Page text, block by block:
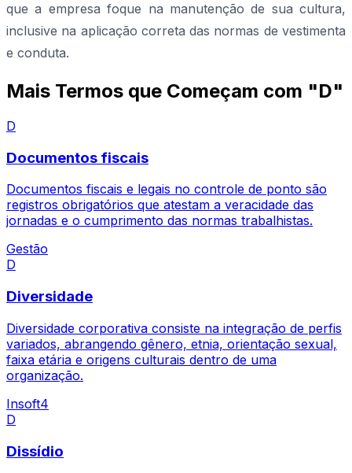
que a empresa foque na manutenção de sua cultura,
inclusive na aplicação correta das normas de vestimenta
e conduta.
Mais Termos que Começam com "D"
D
Documentos fiscais
Documentos fiscais e legais no controle de ponto são
registros obrigatórios que atestam a veracidade das
jornadas e o cumprimento das normas trabalhistas.
Gestão
D
Diversidade
Diversidade corporativa consiste na integração de perfis
variados, abrangendo gênero, etnia, orientação sexual,
faixa etária e origens culturais dentro de uma
organização.
Insoft4
D
Dissídio